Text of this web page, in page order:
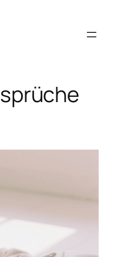
sprüche